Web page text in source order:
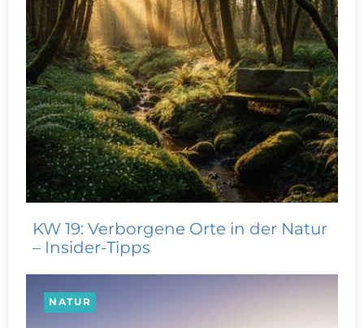
KW 19: Verborgene Orte in der Natur
– Insider-Tipps
NATUR